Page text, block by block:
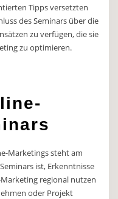
Tipps versetzten
des Seminars über die
zu verfügen, die sie
zu optimieren.
Marketings steht am
ist, Erkenntnisse
regional nutzen
oder Projekt